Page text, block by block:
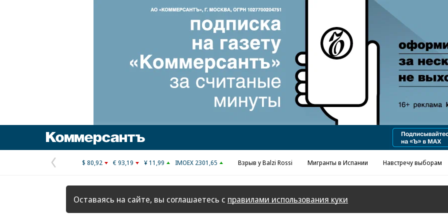
Предыдущая
страница
$ 80,92 € 93,19 ¥ 11,99 IMOEX 2301,65 Взрыв у Balzi Rossi Мигранты в Испании Навстречу выборам
Оставаясь на сайте, вы соглашаетесь с правилами использования куки